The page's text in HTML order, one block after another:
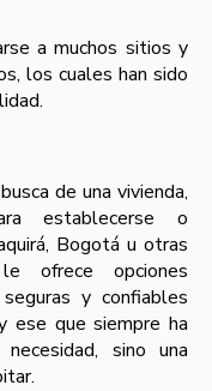
a muchos sitios y
los cuales han sido
de una vivienda,
establecerse o
Bogotá u otras
ofrece opciones
y confiables
ese que siempre ha
sino una